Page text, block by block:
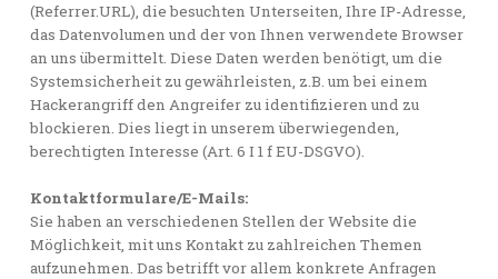
(Referrer.URL), die besuchten Unterseiten, Ihre IP-Adresse,
das Datenvolumen und der von Ihnen verwendete Browser
an uns übermittelt. Diese Daten werden benötigt, um die
Systemsicherheit zu gewährleisten, z.B. um bei einem
Hackerangriff den Angreifer zu identifizieren und zu
blockieren. Dies liegt in unserem überwiegenden,
berechtigten Interesse (Art. 6 I 1 f EU-DSGVO).
Kontaktformulare/E-Mails:
Sie haben an verschiedenen Stellen der Website die
Möglichkeit, mit uns Kontakt zu zahlreichen Themen
aufzunehmen. Das betrifft vor allem konkrete Anfragen